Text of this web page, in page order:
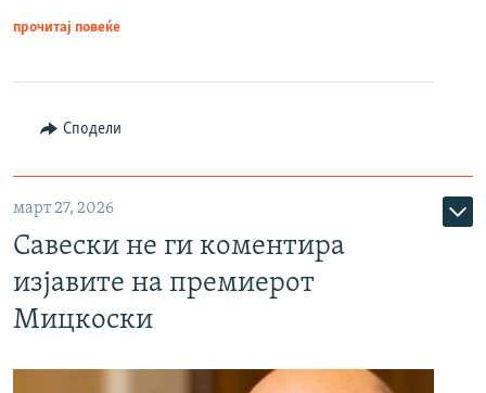
прочитај повеќе
Сподели
март 27, 2026
Савески не ги коментира
изјавите на премиерот
Мицкоски